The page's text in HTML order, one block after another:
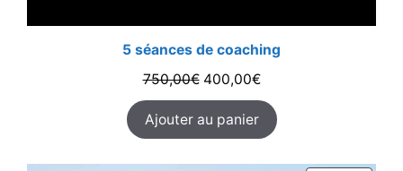
5 séances de coaching
750,00€ Le
prix
initial
était :
750,00€.
400,00€Le
prix
actuel
est :
400,00€.
Ajouter au panier